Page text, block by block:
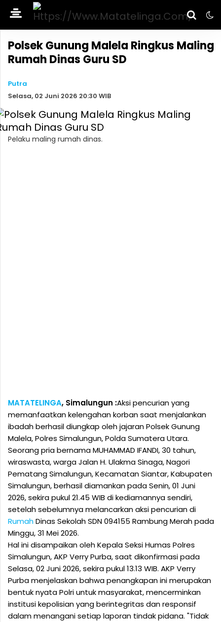
Polsek Gunung Malela Ringkus Maling
Rumah Dinas Guru SD
Putra
Selasa, 02 Juni 2026 20:30 WIB
Pelaku maling rumah dinas.
MATATELINGA, Simalungun :Aksi pencurian yang
memanfaatkan kelengahan korban saat menjalankan
ibadah berhasil diungkap oleh jajaran Polsek Gunung
Malela, Polres Simalungun, Polda Sumatera Utara.
Seorang pria bernama MUHAMMAD IFANDI, 30 tahun,
wiraswasta, warga Jalan H. Ulakma Sinaga, Nagori
Pematang Simalungun, Kecamatan Siantar, Kabupaten
Simalungun, berhasil diamankan pada Senin, 01 Juni
2026, sekira pukul 21.45 WIB di kediamannya sendiri,
setelah sebelumnya melancarkan aksi pencurian di
RumahDinas Sekolah SDN 094155 Rambung Merah pada
Minggu, 31 Mei 2026.
Hal ini disampaikan oleh Kepala Seksi Humas Polres
Simalungun, AKP Verry Purba, saat dikonfirmasi pada
Selasa, 02 Juni 2026, sekira pukul 13.13 WIB. AKP Verry
Purba menjelaskan bahwa penangkapan ini merupakan
bentuk nyata Polri untuk masyarakat, mencerminkan
institusi kepolisian yang berintegritas dan responsif
dalam menangani setiap laporan tindak pidana. "Tidak